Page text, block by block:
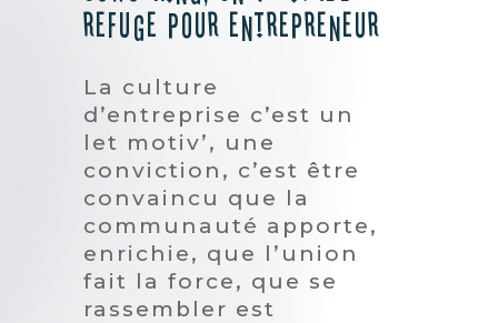
refuge pour entrepreneur
La culture
d’entreprise c’est un
let motiv’, une
conviction, c’est être
convaincu que la
communauté apporte,
enrichie, que l’union
fait la force, que se
rassembler est